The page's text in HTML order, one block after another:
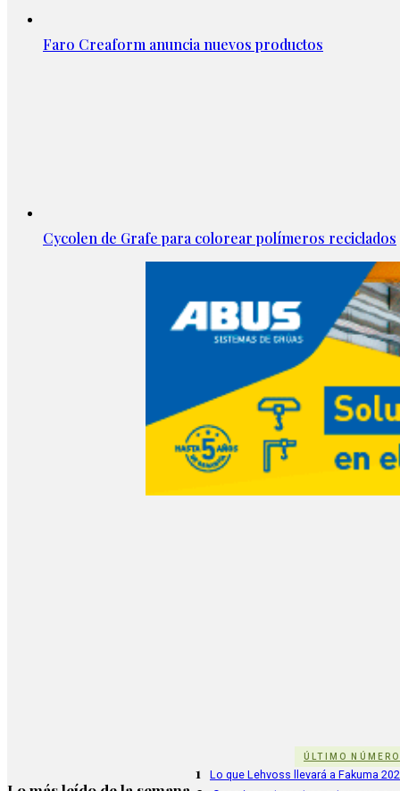
Faro Creaform anuncia nuevos productos
Cycolen de Grafe para colorear polímeros reciclados
ÚLTIMO NÚMERO
1 Lo que Lehvoss llevará a Fakuma